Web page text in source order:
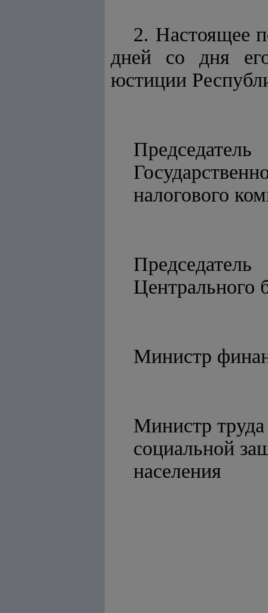
2. Настоящее
дней со дня
юстиции
Председатель
Председатель
Министр
Министр
социальной